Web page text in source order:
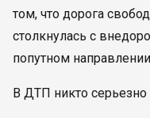
том, что дорога
столкнулась с
попутном
В ДТП никто серьезно